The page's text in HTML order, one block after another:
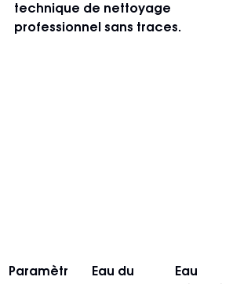
technique de nettoyage
professionnel sans traces.
Paramètr
Eau du
Eau